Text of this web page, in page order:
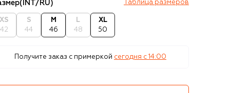
(INT/RU) Таблица размеров
XS
42
S
44
M
46
L
48
XL
50
Получите заказ с примеркой сегодня c 14:00